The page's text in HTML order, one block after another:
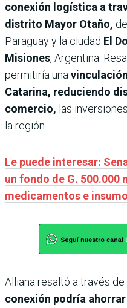
conexión logística a
distrito Mayor Otaño,
Paraguay y la ciudad El
Misiones, Argentina.
permitiría una
Catarina, reduciendo
comercio, las
la región.
Le puede interesar:
un fondo de G. 500.000
medicamentos e
Alliana resaltó a través
conexión podría